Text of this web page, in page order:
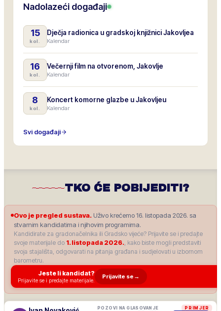
Nadolazeći događaji
15
kol.
Dječja radionica u gradskoj knjižnici Jakovljea
Kalendar
16
kol.
Večernji film na otvorenom, Jakovlje
Kalendar
8
kol.
Koncert komorne glazbe u Jakovljeu
Kalendar
Svi događaji
TKO ĆE POBIJEDITI?
Ovo je pregled sustava. Uživo krećemo 16. listopada 2026. sa
stvarnim kandidatima i njihovim programima.
Kandidirate za gradonačelnika ili Gradsko vijeće? Prijavite se i predajte
svoje materijale do 1. listopada 2026., kako biste mogli predstaviti
svoja stajališta, odgovarati na pitanja građana i sudjelovati u izbornom
barometru.
Jeste li kandidat?
Prijavite se i predajte materijale.
Prijavite se →
PRIMJER
POZOVI NA GLASOVANJE